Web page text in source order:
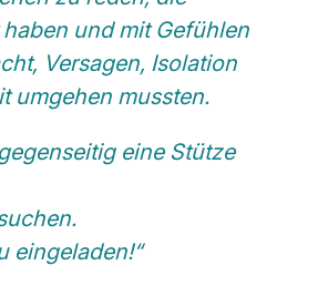
und mit Gefühlen
Versagen, Isolation
umgehen mussten.
eine Stütze
eingeladen!“